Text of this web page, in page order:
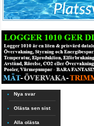
Nya svar
Olästa sen sist
Alla olästa